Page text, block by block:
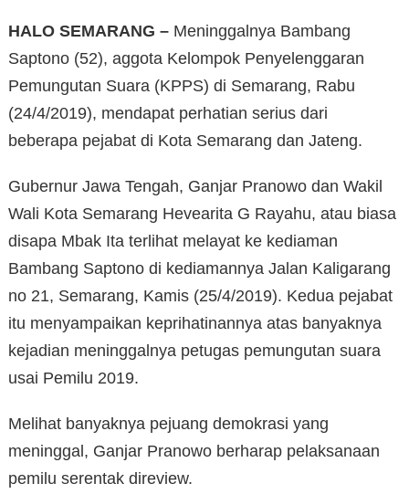
HALO SEMARANG – Meninggalnya Bambang
Saptono (52), aggota Kelompok Penyelenggaran
Pemungutan Suara (KPPS) di Semarang, Rabu
(24/4/2019), mendapat perhatian serius dari
beberapa pejabat di Kota Semarang dan Jateng.
Gubernur Jawa Tengah, Ganjar Pranowo dan Wakil
Wali Kota Semarang Hevearita G Rayahu, atau biasa
disapa Mbak Ita terlihat melayat ke kediaman
Bambang Saptono di kediamannya Jalan Kaligarang
no 21, Semarang, Kamis (25/4/2019). Kedua pejabat
itu menyampaikan keprihatinannya atas banyaknya
kejadian meninggalnya petugas pemungutan suara
usai Pemilu 2019.
Melihat banyaknya pejuang demokrasi yang
meninggal, Ganjar Pranowo berharap pelaksanaan
pemilu serentak direview.